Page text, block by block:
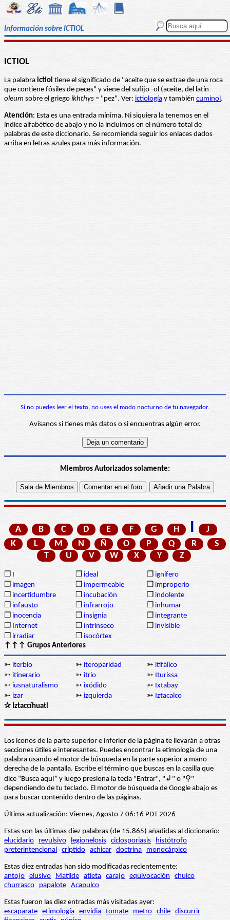
Información sobre ICTIOL
ICTIOL
La palabra ictiol tiene el significado de "aceite que se extrae de una roca
que contiene fósiles de peces" y viene del sufijo -ol (aceite, del latín
oleum sobre el griego ikhthys = "pez". Ver: ictiología y también cuminol.
Atención: Esta es una entrada mínima. Ni siquiera la tenemos en el
índice alfabético de abajo y no la incluimos en el número total de
palabras de este diccionario. Se recomienda seguir los enlaces dados
arriba en letras azules para más información.
Si no puedes leer el texto, no uses el modo nocturno de tu navegador.
Avísanos si tienes más datos o si encuentras algún error.
Miembros Autorizados solamente:
A B C D E F G H I
J
K
L M N Ñ O P Q R
S
T
U V W X Y Z
❒ I ❒ ideal ❒ ignífero
❒ imagen ❒ impermeable ❒ improperio
❒ incertidumbre ❒ incubación ❒ indolente
❒ infausto ❒ infrarrojo ❒ inhumar
❒ inocencia ❒ insignia ❒ integrante
❒ Internet ❒ intrínseco ❒ invisible
❒ irradiar ❒ isocórtex
↑↑↑ Grupos Anteriores
➳ iterbio ➳ iteroparidad ➳ itifálico
➳ itinerario ➳ itrio ➳ Iturissa
➳ iusnaturalismo ➳ ixódido ➳ Ixtabay
➳ izar ➳ izquierda ➳ Iztacalco
✰ Iztaccíhuatl
Los iconos de la parte superior e inferior de la página te llevarán a otras
secciones útiles e interesantes. Puedes encontrar la etimología de una
palabra usando el motor de búsqueda en la parte superior a mano
derecha de la pantalla. Escribe el término que buscas en la casilla que
dice “Busca aquí” y luego presiona la tecla "Entrar", "↲" o "⚲"
dependiendo de tu teclado. El motor de búsqueda de Google abajo es
para buscar contenido dentro de las páginas.
Última actualización: Viernes, Agosto 7 06:16 PDT 2026
Estas son las últimas diez palabras (de 15.865) añadidas al diccionario:
elucidario
revulsivo legionelosis ciclosporiasis
histótrofo
preterintencional críptido achicar doctrina monocárpico
Estas diez entradas han sido modificadas recientemente:
antojo elusivo Matilde atleta carajo equivocación
chuico
churrasco
papalote Acapulco
Estas fueron las diez entradas más visitadas ayer:
escaparate etimología envidia tomate metro chile discurrir